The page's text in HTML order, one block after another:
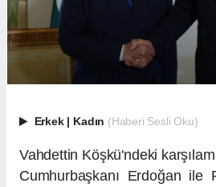
Erkek Kadın (Haberi Sesli Oku)
Vahdettin Köşkü'ndeki
Cumhurbaşkanı Erdoğan ile